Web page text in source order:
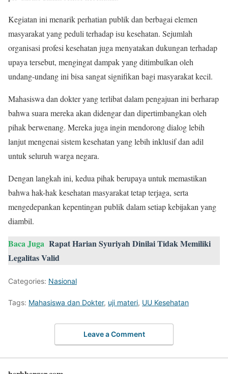
Kegiatan ini menarik perhatian publik dan berbagai elemen
masyarakat yang peduli terhadap isu kesehatan. Sejumlah
organisasi profesi kesehatan juga menyatakan dukungan terhadap
upaya tersebut, mengingat dampak yang ditimbulkan oleh
undang-undang ini bisa sangat signifikan bagi masyarakat kecil.
Mahasiswa dan dokter yang terlibat dalam pengajuan ini berharap
bahwa suara mereka akan didengar dan dipertimbangkan oleh
pihak berwenang. Mereka juga ingin mendorong dialog lebih
lanjut mengenai sistem kesehatan yang lebih inklusif dan adil
untuk seluruh warga negara.
Dengan langkah ini, kedua pihak berupaya untuk memastikan
bahwa hak-hak kesehatan masyarakat tetap terjaga, serta
mengedepankan kepentingan publik dalam setiap kebijakan yang
diambil.
Baca Juga Rapat Harian Syuriyah Dinilai Tidak Memiliki
Legalitas Valid
Categories: Nasional
Tags: Mahasiswa dan Dokter, uji materi, UU Kesehatan
Leave a Comment